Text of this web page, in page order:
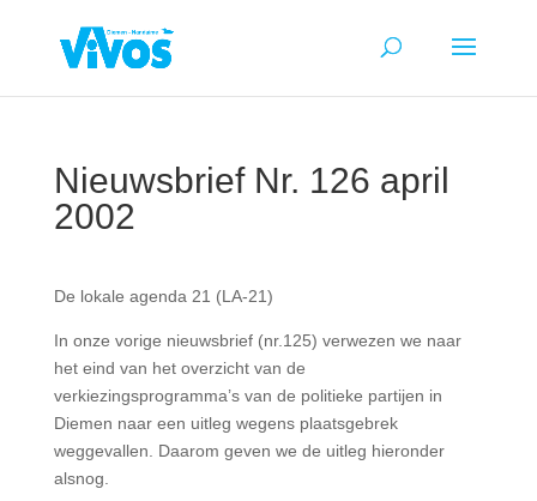
Nieuwsbrief Nr. 126 april
2002
De lokale agenda 21 (LA-21)
In onze vorige nieuwsbrief (nr.125) verwezen we naar
het eind van het overzicht van de
verkiezingsprogramma’s van de politieke partijen in
Diemen naar een uitleg wegens plaatsgebrek
weggevallen. Daarom geven we de uitleg hieronder
alsnog.